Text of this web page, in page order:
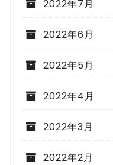
2022年7月
2022年6月
2022年5月
2022年4月
2022年3月
2022年2月